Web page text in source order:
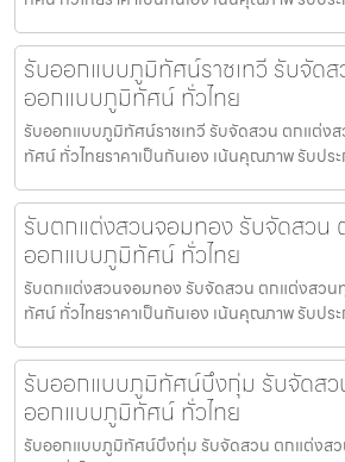
รับออกแบบภูมิทัศน์ราชเทวี รับจัด
ออกแบบภูมิทัศน์ ทั่วไทย
รับออกแบบภูมิทัศน์ราชเทวี รับจัดสวน ตกแต่ง
ทัศน์ ทั่วไทยราคาเป็นกันเอง เน้นคุณภาพ รับปร
รับตกแต่งสวนจอมทอง รับจัดสวน
ออกแบบภูมิทัศน์ ทั่วไทย
รับตกแต่งสวนจอมทอง รับจัดสวน ตกแต่งสว
ทัศน์ ทั่วไทยราคาเป็นกันเอง เน้นคุณภาพ รับปร
รับออกแบบภูมิทัศน์บึงกุ่ม รับจัดส
ออกแบบภูมิทัศน์ ทั่วไทย
รับออกแบบภูมิทัศน์บึงกุ่ม รับจัดสวน ตกแต่งส